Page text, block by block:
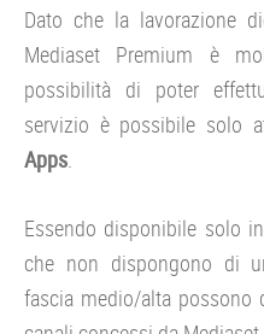
Dato che la lavorazione
Mediaset Premium è
possibilità di poter
servizio è possibile solo
Apps.
Essendo disponibile solo
che non dispongono di
fascia medio/alta possono